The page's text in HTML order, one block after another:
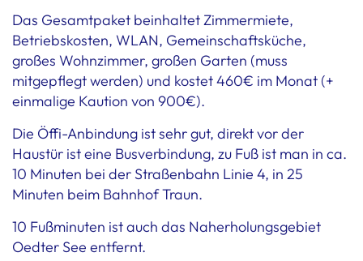
Das Gesamtpaket beinhaltet Zimmermiete,
Betriebskosten, WLAN, Gemeinschaftsküche,
großes Wohnzimmer, großen Garten (muss
mitgepflegt werden) und kostet 460€ im Monat (+
einmalige Kaution von 900€).
Die Öffi-Anbindung ist sehr gut, direkt vor der
Haustür ist eine Busverbindung, zu Fuß ist man in ca.
10 Minuten bei der Straßenbahn Linie 4, in 25
Minuten beim Bahnhof Traun.
10 Fußminuten ist auch das Naherholungsgebiet
Oedter See entfernt.